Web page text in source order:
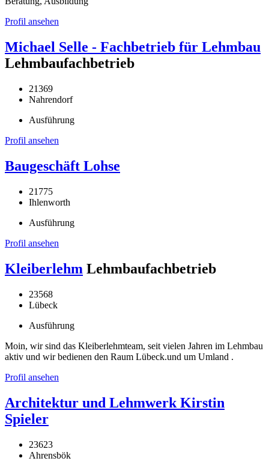
Profil ansehen
Michael Selle - Fachbetrieb für Lehmbau
Lehmbaufachbetrieb
21369
Nahrendorf
Ausführung
Profil ansehen
Baugeschäft Lohse
21775
Ihlenworth
Ausführung
Profil ansehen
Kleiberlehm Lehmbaufachbetrieb
23568
Lübeck
Ausführung
Moin, wir sind das Kleiberlehmteam, seit vielen Jahren im Lehmbau
aktiv und wir bedienen den Raum Lübeck.und um Umland .
Profil ansehen
Architektur und Lehmwerk Kirstin
Spieler
23623
Ahrensbök